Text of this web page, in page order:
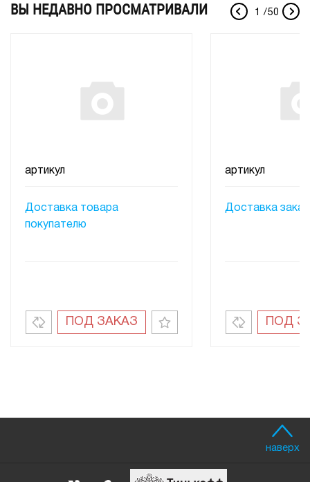
ВЫ НЕДАВНО ПРОСМАТРИВАЛИ /50
Доставка товара
покупателю
артикул
ПОД ЗАКАЗ
Доставка
артикул
ПОД
1
наверх